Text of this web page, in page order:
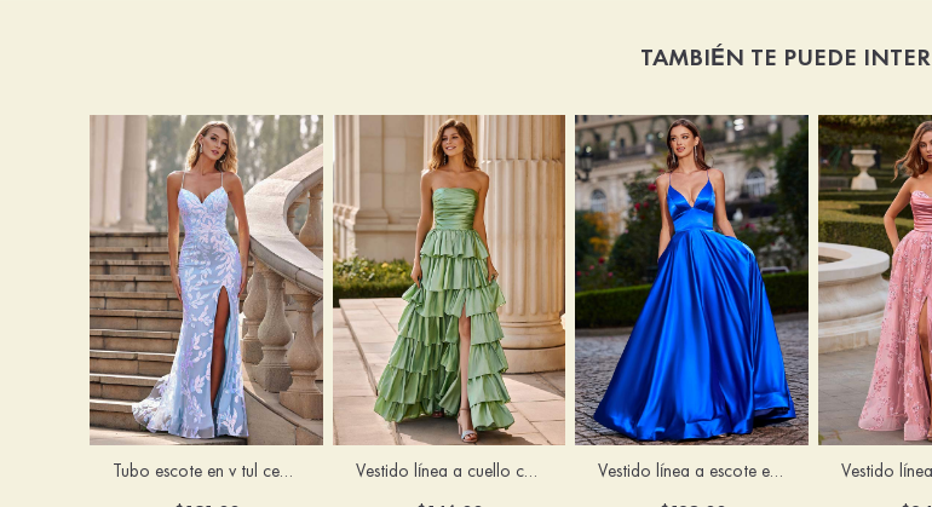
TAMBIÉN TE PUEDE
Tubo escote en v tul cepillo tren vestido de graduación Vestido línea a cuello cuadrado tafetán hasta el suelo vestido de graduación con volantes Vestido línea a escote en v tela charmeuse hasta el suelo vestido de graduación